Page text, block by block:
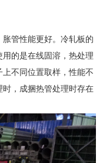
管性能更好。冷轧板的
的是在线固溶，热处理
不同位置取样，性能不
，成捆热管处理时存在